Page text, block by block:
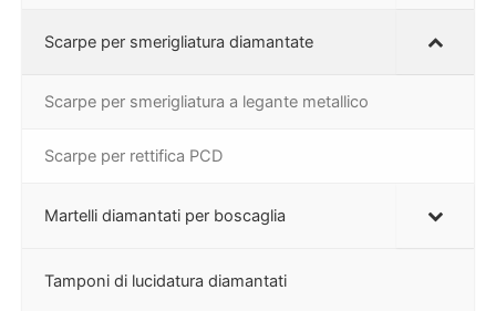
Scarpe per smerigliatura diamantate
Scarpe per smerigliatura a legante metallico
Scarpe per rettifica PCD
Martelli diamantati per boscaglia
Tamponi di lucidatura diamantati